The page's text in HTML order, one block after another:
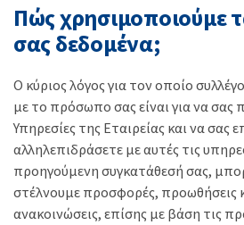
Πώς χρησιμοποιούμε
σας δεδομένα;
Ο κύριος λόγος για τον οποίο
με το πρόσωπο σας είναι για να σας
Υπηρεσίες της Εταιρείας και να σας
αλληλεπιδράσετε με αυτές τις
προηγούμενη συγκατάθεσή σας,
στέλνουμε προσφορές, προωθήσεις
ανακοινώσεις, επίσης με βάση τις